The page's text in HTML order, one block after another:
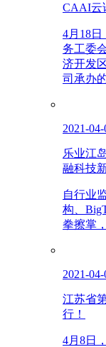
CAAI云
4月18
务工委
济开发
司承办
2021-04-
乐业江
融科技
自行业
构、
拳擦掌
2021-04-
江苏省
行！
4月8日